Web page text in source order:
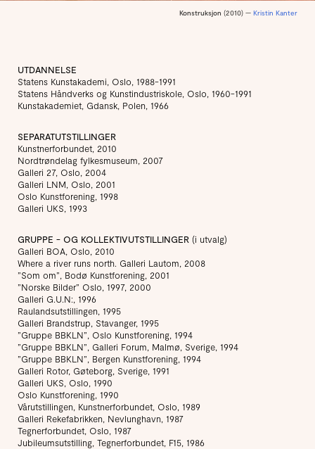
Konstruksjon (2010) — Kristin Kanter
UTDANNELSE
Statens Kunstakademi, Oslo, 1988-1991
Statens Håndverks og Kunstindustriskole, Oslo, 1960-1991
Kunstakademiet, Gdansk, Polen, 1966
SEPARATUTSTILLINGER
Kunstnerforbundet, 2010
Nordtrøndelag fylkesmuseum, 2007
Galleri 27, Oslo, 2004
Galleri LNM, Oslo, 2001
Oslo Kunstforening, 1998
Galleri UKS, 1993
GRUPPE - OG KOLLEKTIVUTSTILLINGER (i utvalg)
Galleri BOA, Oslo, 2010
Where a river runs north. Galleri Lautom, 2008
”Som om”, Bodø Kunstforening, 2001
”Norske Bilder” Oslo, 1997, 2000
Galleri G.U.N:, 1996
Raulandsutstillingen, 1995
Galleri Brandstrup, Stavanger, 1995
”Gruppe BBKLN”, Oslo Kunstforening, 1994
”Gruppe BBKLN”, Galleri Forum, Malmø, Sverige, 1994
”Gruppe BBKLN”, Bergen Kunstforening, 1994
Galleri Rotor, Gøteborg, Sverige, 1991
Galleri UKS, Oslo, 1990
Oslo Kunstforening, 1990
Vårutstillingen, Kunstnerforbundet, Oslo, 1989
Galleri Rekefabrikken, Nevlunghavn, 1987
Tegnerforbundet, Oslo, 1987
Jubileumsutstilling, Tegnerforbundet, F15, 1986